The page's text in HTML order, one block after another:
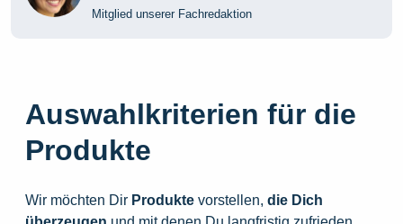
Mitglied unserer Fachredaktion
Auswahlkriterien für die
Produkte
Wir möchten Dir Produkte vorstellen, die Dich